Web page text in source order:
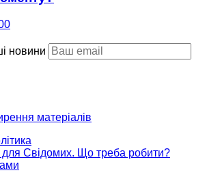
новини
матеріалів
для Свідомих. Що треба робити?